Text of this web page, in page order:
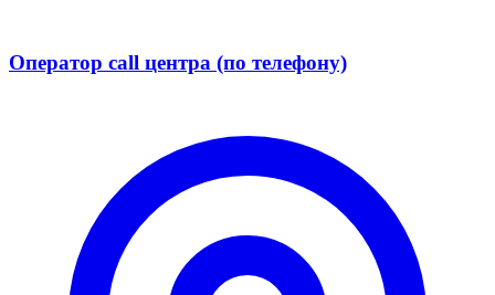
Оператор call центра (по телефону)